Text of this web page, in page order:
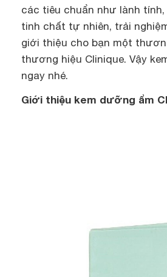
các tiêu chuẩn như lành
tinh chất tự nhiên, trải
giới thiệu cho bạn một
thương hiệu Clinique. Vậy
ngay nhé.
Giới thiệu kem dưỡng ẩm